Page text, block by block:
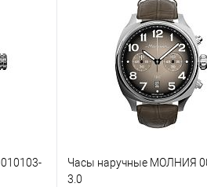
Часы наручные МОЛНИЯ
3.0